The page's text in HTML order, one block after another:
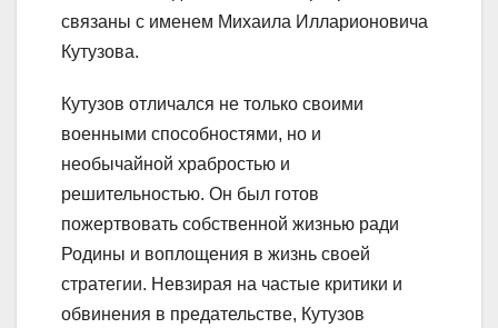
связаны с именем Михаила Илларионовича
Кутузова.
Кутузов отличался не только своими
военными способностями, но и
необычайной храбростью и
решительностью. Он был готов
пожертвовать собственной жизнью ради
Родины и воплощения в жизнь своей
стратегии. Невзирая на частые критики и
обвинения в предательстве, Кутузов